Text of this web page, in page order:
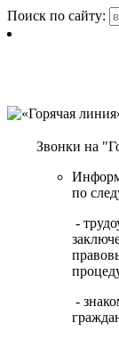
Поиск по сайту:
Звонки на
по
-
-